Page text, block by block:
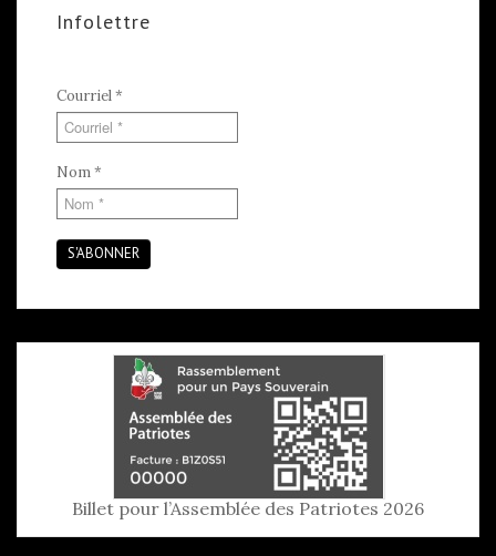
Infolettre
Courriel*
Nom*
S'ABONNER
Billet pour l’Assemblée des Patriotes 2026